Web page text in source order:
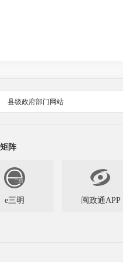
县级政府部门网站
阵
e三明

闽政通APP